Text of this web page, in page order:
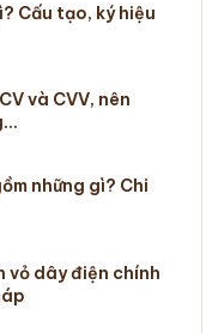
Cấu tạo, ký hiệu
và CVV, nên
những gì? Chi
vỏ dây điện chính